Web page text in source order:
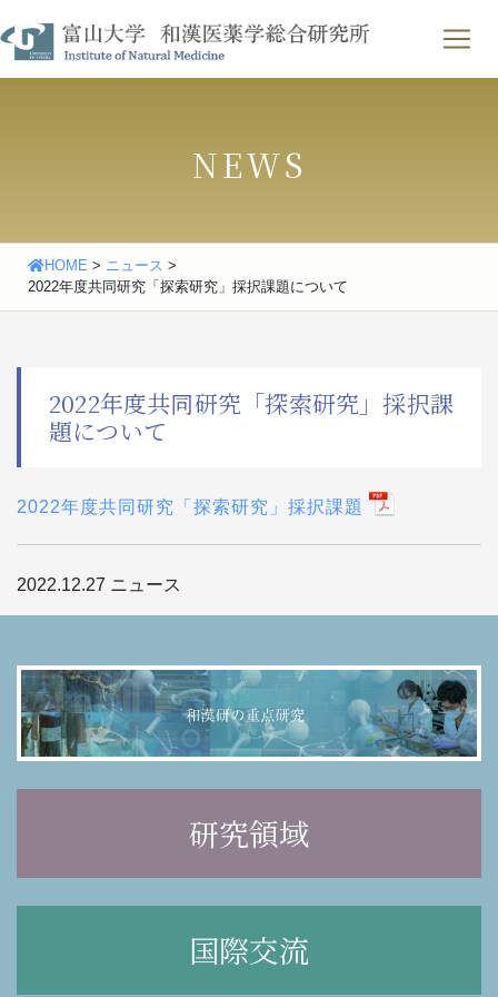
to
content
せ ｜ English
NEWS
HOME > ニュース >
2022年度共同研究「探索研究」採択課題について
2022年度共同研究「探索研究」採択課
題について
2022年度共同研究「探索研究」採択課題
2022.12.27 ニュース
研究領域
国際交流